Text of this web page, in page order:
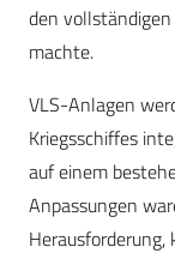
den
machte.
VLS-Anlagen
Kriegsschiffes
auf einem
Anpassungen